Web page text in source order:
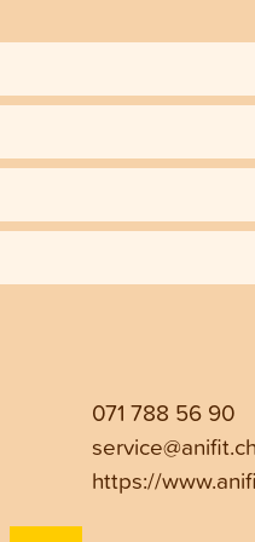
071 788 56 90
service@anifit.ch
https://